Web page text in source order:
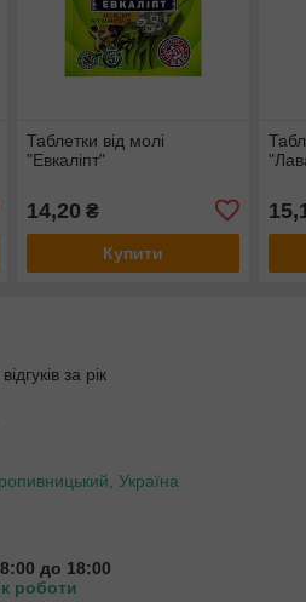
Таблетки від молі
"Евкаліпт"
14,20 ₴
Купити
за рік
Україна
до 18:00
роботи